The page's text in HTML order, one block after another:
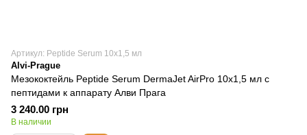
Артикул: Peptide Serum 10х1,5 мл
Alvi-Prague
Мезококтейль Peptide Serum DermaJet AirPro 10х1,5 мл с
пептидами к аппарату Алви Прага
3 240.00 грн
В наличии